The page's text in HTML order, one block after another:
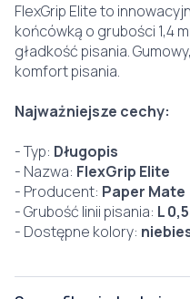
FlexGrip Elite to
końcówką o grubości 1,4
gładkość pisania.
komfort pisania.
Najważniejsze cechy:
- Typ: Długopis
- Nazwa: FlexGrip Elite
- Producent: Paper Mate
- Grubość linii pisania: L
- Dostępne kolory: